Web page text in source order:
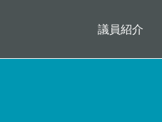
メイ
議員紹介